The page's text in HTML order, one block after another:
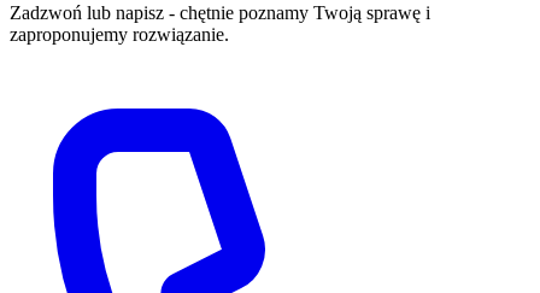
Zadzwoń lub napisz - chętnie poznamy Twoją sprawę i
zaproponujemy rozwiązanie.